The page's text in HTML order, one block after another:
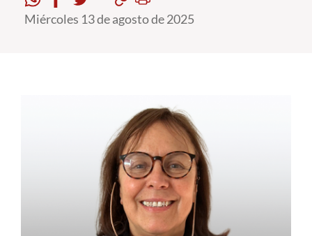
Admisión
Miércoles 13 de agosto de 2025